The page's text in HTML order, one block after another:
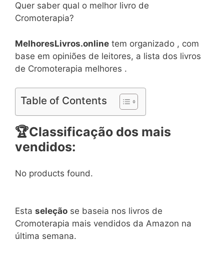
Quer saber qual o melhor livro de
Cromoterapia?
MelhoresLivros.online tem organizado , com
base em opiniões de leitores, a lista dos livros
de Cromoterapia melhores .
Table of Contents
🏆Classificação dos mais
vendidos:
No products found.
Esta seleção se baseia nos livros de
Cromoterapia mais vendidos da Amazon na
última semana.